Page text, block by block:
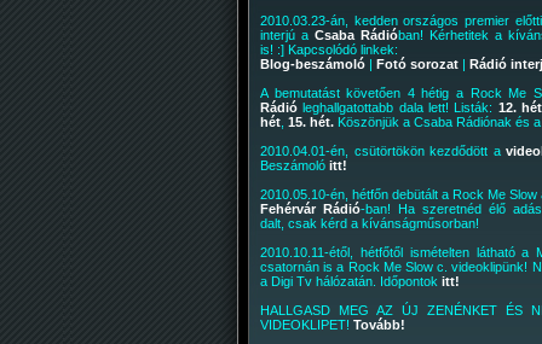
2010.03.23-án, kedden országos premier
interjú a Csaba Rádióban! Kérhetitek a
is! :] Kapcsolódó linkek:
Blog-beszámoló | Fotó sorozat | Rádió
A bemutatást követően 4 hétig a Rock Me
Rádió leghallgatottabb dala lett! Listák: 12. hét
hét 15. hét. Köszönjük a Csaba Rádiónak és
2010.04.01-én, csütörtökön kezdődött a
Beszámoló itt!
2010.05.10-én, hétfőn debütált a Rock Me Slow
Fehérvár Rádió-ban! Ha szeretnéd élő
dalt, csak kérd a kívánságműsorban!
2010.10.11-étől, hétfőtől ismételten látható a
csatornán is a Rock Me Slow c. videoklipünk!
a Digi Tv hálózatán. Időpontok itt!
HALLGASD MEG AZ ÚJ ZENÉNKET ÉS
VIDEOKLIPET! Tovább!